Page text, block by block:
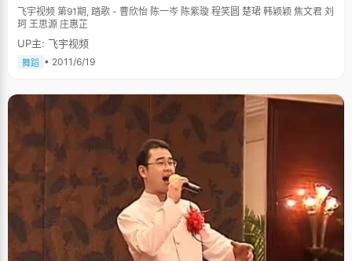
飞宇视频 第91期, 踏歌 - 曹欣怡 陈一岑 陈紫璇 程笑圆 楚珺 韩颖颖 焦文君 刘
珂 王思源 庄惠芷
UP主: 飞宇视频
舞蹈 • 2011/6/19